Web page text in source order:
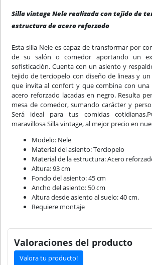
Silla vintage Nele realizada con tejido de
estructura de acero reforzado
Esta silla Nele es capaz de transformar por
de su salón o comedor aportando un
sofisticación. Cuenta con un asiento y
tejido de terciopelo con diseño de lineas y un
que invita al confort y que combina con una
acero reforzado lacadas en negro. Resulta
mesa de comedor, sumando carácter y
Será ideal para tus comidas
maravillosa Silla vintage, al mejor precio en
Modelo: Nele
Material del asiento: Terciopelo
Material de la estructura: Acero
Altura: 93 cm
Fondo del asiento: 45 cm
Ancho del asiento: 50 cm
Altura desde asiento al suelo: 40 cm.
Requiere montaje
Valoraciones del producto
Valora tu producto!